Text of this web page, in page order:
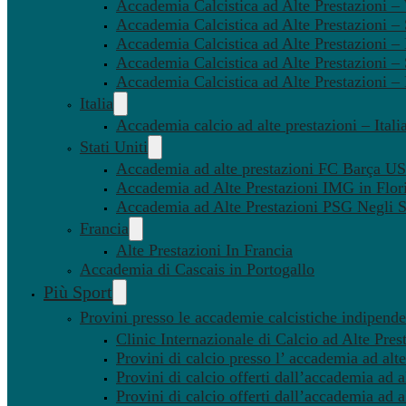
Accademia Calcistica ad Alte Prestazioni –
Accademia Calcistica ad Alte Prestazioni –
Accademia Calcistica ad Alte Prestazioni –
Accademia Calcistica ad Alte Prestazioni –
Accademia Calcistica ad Alte Prestazioni
Italia
Accademia calcio ad alte prestazioni – Italia
Stati Uniti
Accademia ad alte prestazioni FC Barça
Accademia ad Alte Prestazioni IMG in
Accademia ad Alte Prestazioni PSG Negli
Francia
Alte Prestazioni In Francia
Accademia di Cascais in Portogallo
Più Sport
Provini presso le accademie calcistiche
Clinic Internazionale di Calcio ad Alte
Provini di calcio presso l’ accademia ad
Provini di calcio offerti dall’accademia ad
Provini di calcio offerti dall’accademia ad